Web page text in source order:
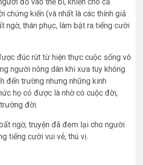
chứng kiến (và nhất là các thính giả
ngờ, thán phục, làm bật ra tiếng cười
đúc rút từ hiện thực cuộc sống vô
người nông dân khi xưa tuy không
đến trường nhưng những kinh
họ có được là nhờ có cuộc đời,
đời.
ngờ, truyện đã đem lại cho người
tiếng cười vui vẻ, thú vị.